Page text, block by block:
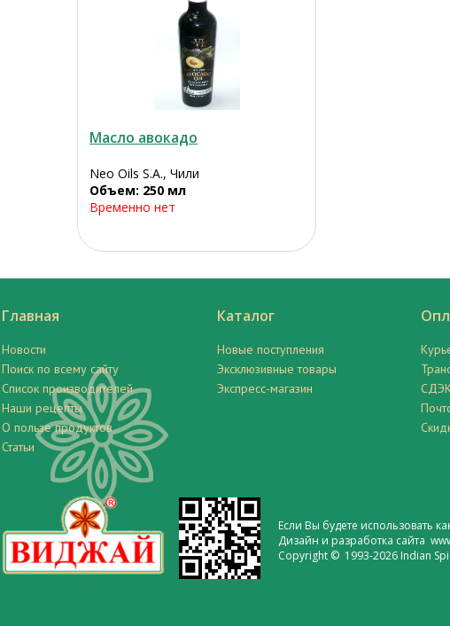
Масло авокадо
Neo Oils S.A., Чили
Объем: 250 мл
Временно нет
Главная
Новости
Поиск по всему сайту
Список производителей
Наши рецепты
О пользе продуктов
Статьи
Каталог
Новые поступления
Эксклюзивные товары
Экспресс-магазин
Если Вы будете использовать
Дизайн и разработка сайта
Copyright © 1993-2026 Indian